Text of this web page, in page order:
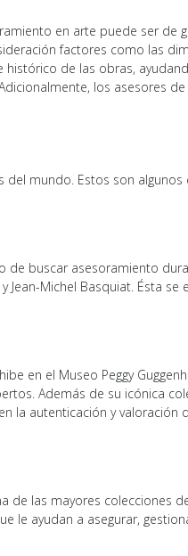
en arte puede ser de
factores como las
histórico de las obras,
los asesores
mundo. Estos son algunos
buscar asesoramiento
Michel Basquiat. Ésta se
en el Museo Peggy
Además de su icónica
la autenticación y valoración
de las mayores colecciones
le ayudan a asegurar,